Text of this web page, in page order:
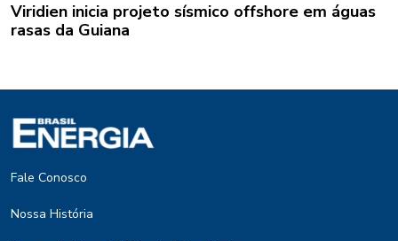
Viridien inicia projeto sísmico offshore em águas
rasas da Guiana
Fale Conosco
Nossa História